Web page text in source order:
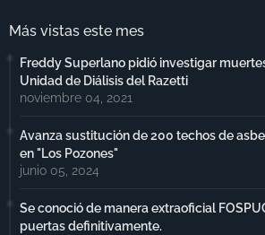
Más vistas este mes
Freddy Superlano pidió investigar
Unidad de Diálisis del Razetti
noviembre 04, 2021
Avanza sustitución de 200 techos de
en "Los Pozones"
junio 05, 2024
Se conoció de manera extraoficial
puertas definitivamente.